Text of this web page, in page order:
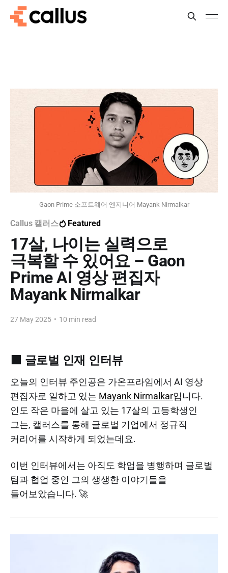
Callus 캘러스 Featured
17살, 나이는 실력으로
극복할 수 있어요 – Gaon
Prime AI 영상 편집자
Mayank Nirmalkar
27 May 2025 • 10 min read
Gaon Prime 소프트웨어 엔지니어 Mayank Nirmalkar
🟧 글로벌 인재 인터뷰
오늘의 인터뷰 주인공은 가온프라임에서 AI 영상
편집자로 일하고 있는 Mayank Nirmalkar입니다.
인도 작은 마을에 살고 있는 17살의 고등학생인
그는, 캘러스를 통해 글로벌 기업에서 정규직
커리어를 시작하게 되었는데요.
이번 인터뷰에서는 아직도 학업을 병행하며 글로벌
팀과 협업 중인 그의 생생한 이야기들을
들어보았습니다. 🚀